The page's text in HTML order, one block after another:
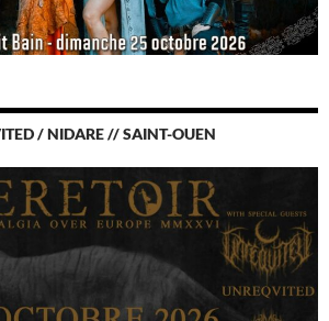
/ NIDARE // SAINT-OUEN